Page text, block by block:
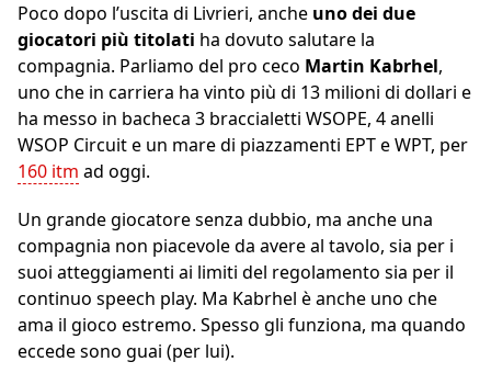
Poco dopo l’uscita di Livrieri, anche uno dei due
giocatori più titolati ha dovuto salutare la
compagnia. Parliamo del pro ceco Martin Kabrhel,
uno che in carriera ha vinto più di 13 milioni di dollari e
ha messo in bacheca 3 braccialetti WSOPE, 4 anelli
WSOP Circuit e un mare di piazzamenti EPT e WPT, per
160 itm ad oggi.
Un grande giocatore senza dubbio, ma anche una
compagnia non piacevole da avere al tavolo, sia per i
suoi atteggiamenti ai limiti del regolamento sia per il
continuo speech play. Ma Kabrhel è anche uno che
ama il gioco estremo. Spesso gli funziona, ma quando
eccede sono guai (per lui).